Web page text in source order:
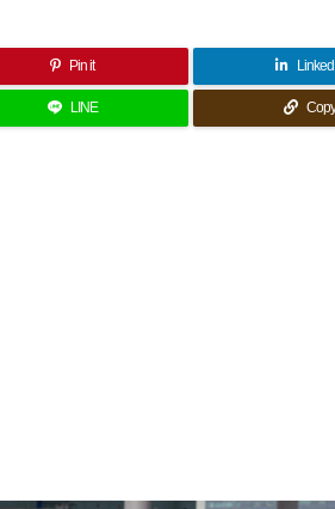
Pin it
LINE Copy